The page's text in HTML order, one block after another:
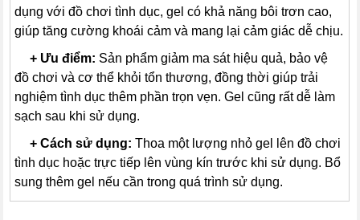
dụng với đồ chơi tình dục, gel có khả năng bôi trơn cao,
giúp tăng cường khoái cảm và mang lại cảm giác dễ chịu.
+ Ưu điểm: Sản phẩm giảm ma sát hiệu quả, bảo vệ
đồ chơi và cơ thể khỏi tổn thương, đồng thời giúp trải
nghiệm tình dục thêm phần trọn vẹn. Gel cũng rất dễ làm
sạch sau khi sử dụng.
+Cách sử dụng: Thoa một lượng nhỏ gel lên đồ chơi
tình dục hoặc trực tiếp lên vùng kín trước khi sử dụng. Bổ
sung thêm gel nếu cần trong quá trình sử dụng.